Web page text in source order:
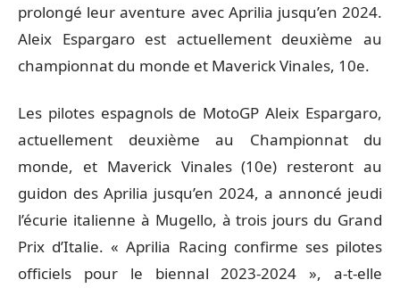
prolongé leur aventure avec Aprilia jusqu’en 2024.
Aleix Espargaro est actuellement deuxième au
championnat du monde et Maverick Vinales, 10e.
Les pilotes espagnols de MotoGP Aleix Espargaro,
actuellement deuxième au Championnat du
monde, et Maverick Vinales (10e) resteront au
guidon des Aprilia jusqu’en 2024, a annoncé jeudi
l’écurie italienne à Mugello, à trois jours du Grand
Prix d’Italie. « Aprilia Racing confirme ses pilotes
officiels pour le biennal 2023-2024 », a-t-elle